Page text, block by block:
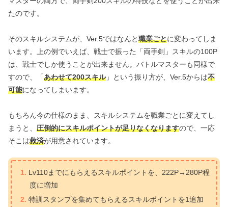
たのです。
そのスキルシステムが、Ver.5ではなんと職業ごとに変わってしま
います。上の例でいえば、戦士で振った「両手剣」スキルの100P
は、戦士でしか使うことが出来ません。バトルマスターも同様で
すので、「あわせて200スキル」という振り方が、Ver.5からは不
可能になってしまいます。
もちろん今の仕様のまま、スキルシステムを職業ごとに変えてし
まうと、 圧倒的にスキルポイントが足りなくなりますので、一応
そこは救済が用意されています。
Lv110までにもらえるスキルポイントを、222P→280P程
度に増加
特訓スタンプを集めてもらえるスキルポイントを1追加